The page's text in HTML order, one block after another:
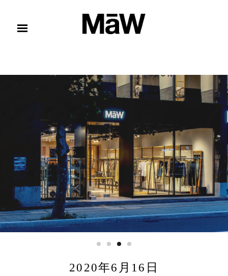
2020年6月16日